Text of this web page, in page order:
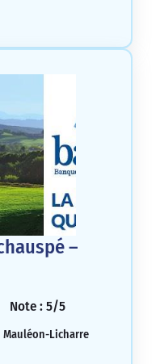
–
Note : 5/5
Mauléon-Licharre